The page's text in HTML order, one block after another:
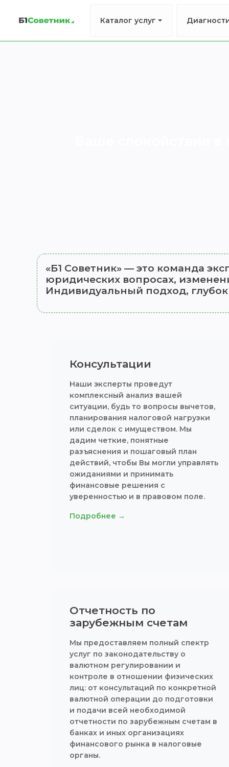
Каталог услуг
«Б1 Советник» — это команда
юридических вопросах,
Индивидуальный подход,
Консультации
Наши эксперты проведут
комплексный анализ вашей
ситуации, будь то вопросы вычетов,
планирования налоговой нагрузки
или сделок с имуществом. Мы
дадим четкие, понятные
разъяснения и пошаговый план
действий, чтобы Вы могли управлять
ожиданиями и принимать
финансовые решения с
уверенностью и в правовом поле.
Подробнее →
Отчетность по
зарубежным счетам
Мы предоставляем полный спектр
услуг по законодательству о
валютном регулировании и
контроле в отношении физических
лиц: от консультаций по конкретной
валютной операции до подготовки
и подачи всей необходимой
отчетности по зарубежным счетам в
банках и иных организациях
финансового рынка в налоговые
органы.